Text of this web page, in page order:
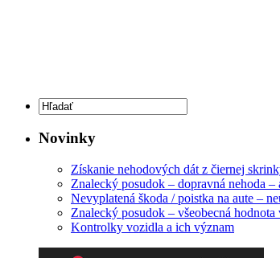
Novinky
Získanie nehodových dát z čiernej
Znalecký posudok – dopravná nehoda
Nevyplatená škoda / poistka na aute –
Znalecký posudok – všeobecná
Kontrolky vozidla a ich význam